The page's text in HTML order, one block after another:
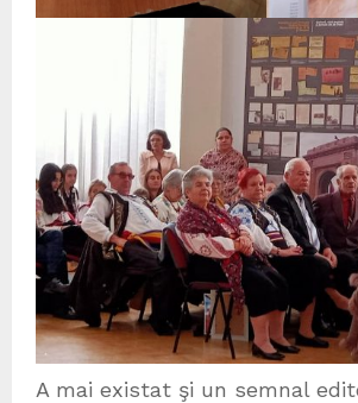
A mai existat şi un semnal